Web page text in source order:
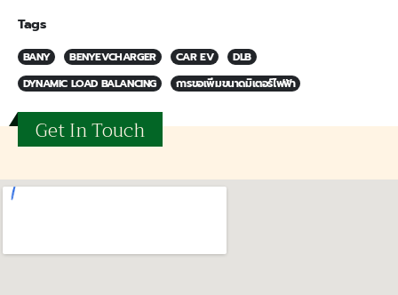
Tags
BANY BENYEVCHARGER CAR EV
DLB
DYNAMIC LOAD BALANCING
การขอเพิ่มขนาดมิเตอร์ไฟฟ้า
Get In Touch